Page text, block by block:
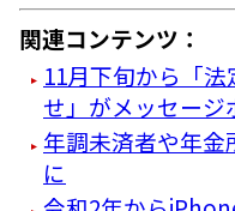
関連コンテンツ：
11月下旬から「
せ」がメッセージ
年調未済者や年金
に